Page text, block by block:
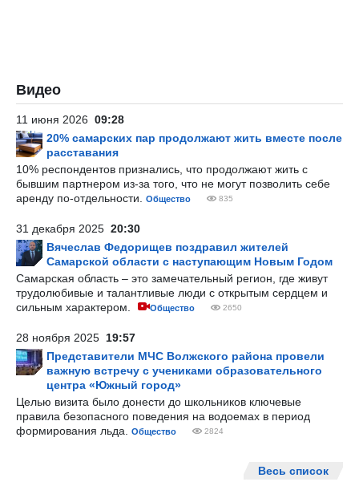
Видео
11 июня 2026 09:28
20% самарских пар продолжают жить вместе после
расставания
10% респондентов признались, что продолжают жить с
бывшим партнером из-за того, что не могут позволить себе
аренду по-отдельности.
Общество 835
31 декабря 2025 20:30
Вячеслав Федорищев поздравил жителей
Самарской области с наступающим Новым Годом
Самарская область – это замечательный регион, где живут
трудолюбивые и талантливые люди с открытым сердцем и
сильным характером.
Общество 2650
28 ноября 2025 19:57
Представители МЧС Волжского района провели
важную встречу с учениками образовательного
центра «Южный город»
Целью визита было донести до школьников ключевые
правила безопасного поведения на водоемах в период
формирования льда.
Общество 2824
Весь список